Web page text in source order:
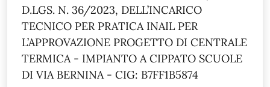
D.LGS. N. 36/2023, DELL’INCARICO
TECNICO PER PRATICA INAIL PER
L’APPROVAZIONE PROGETTO DI CENTRALE
TERMICA - IMPIANTO A CIPPATO SCUOLE
DI VIA BERNINA - CIG: B7FF1B5874